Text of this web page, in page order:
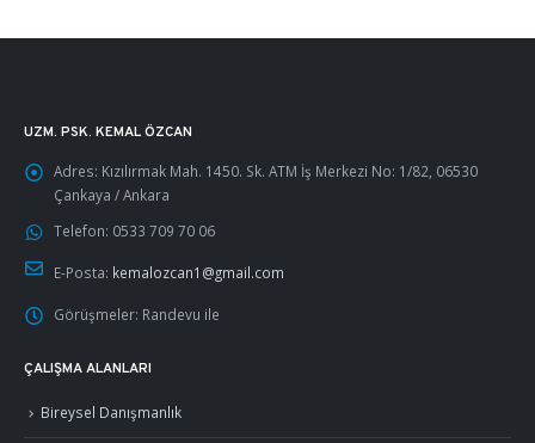
UZM. PSK. KEMAL ÖZCAN
Adres: Kızılırmak Mah. 1450. Sk. ATM İş Merkezi No: 1/82, 06530
Çankaya / Ankara
Telefon: 0533 709 70 06
E-Posta: kemalozcan1@gmail.com
Görüşmeler: Randevu ile
ÇALIŞMA ALANLARI
Bireysel Danışmanlık